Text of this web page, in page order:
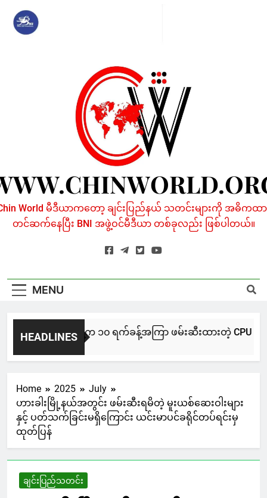
content
World မီဒီယာကတော့ ချင်းပြည်နယ် သတင်းများကို အဓိကထာ
တင်ဆက်နေပြီး BNI အဖွဲ့ဝင်မီဒီယာ တစ်ခုလည်း ဖြစ်ပါတယ်။
MENU
HEADLINES
NUG မကွေးအဖွဲ့က ၁၀ ရက်ခန့်အကြာ ဖမ်းဆီးထားတဲ့ CPU /
2 Hours Ago
Home 2025
July
ဟားခါးမြို့နယ်အတွင်း ဖမ်းဆီးရမိတဲ့ မူးယစ်ဆေးဝါးများ
နှင့် ပတ်သက်ခြင်းမရှိကြောင်း ယင်းမာပင်ခရိုင်တပ်ရင်းမှ
ထုတ်ပြန်
ချင်းပြည်သတင်း